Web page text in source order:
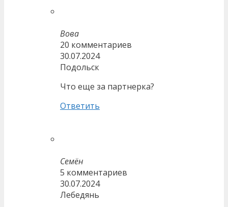
Вова
20 комментариев
30.07.2024
Подольск
Что еще за партнерка?
Ответить
Семён
5 комментариев
30.07.2024
Лебедянь